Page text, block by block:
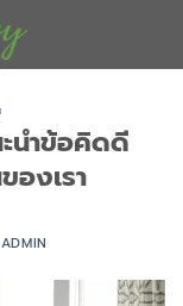
นำข้อคิดดี
องเรา
ADMIN